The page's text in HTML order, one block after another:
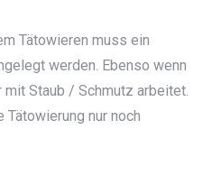
Tätowieren muss ein
werden. Ebenso wenn
Staub / Schmutz arbeitet.
Tätowierung nur noch